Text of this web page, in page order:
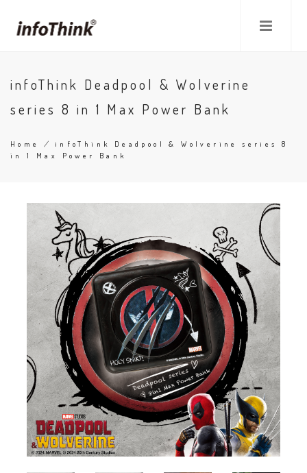
main
infoThink Deadpool & Wolverine
series 8 in 1 Max Power Bank
Breadcrumb
Home / infoThink Deadpool & Wolverine series 8
in 1 Max Power Bank